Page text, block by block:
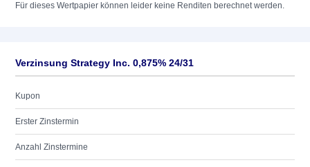
Für dieses Wertpapier können leider keine Renditen berechnet werden.
Verzinsung Strategy Inc. 0,875% 24/31
Kupon
Erster Zinstermin
Anzahl Zinstermine